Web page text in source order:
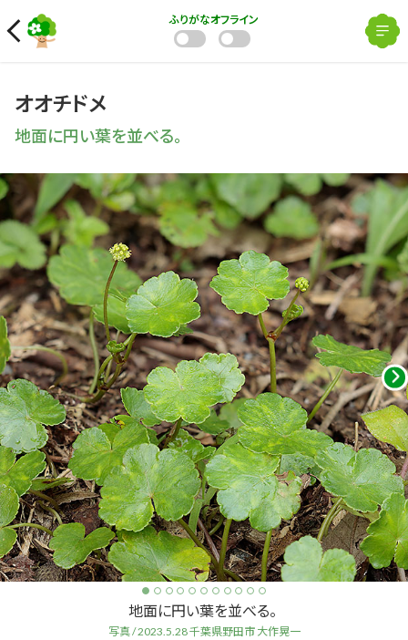
ふりがなオフライン
オオチドメ
地面に円い葉を並べる。
地面に円い葉を並べる。
写真 / 2023.5.28 千葉県野田市 大作晃一